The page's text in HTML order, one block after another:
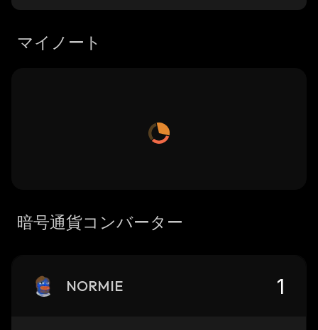
マイノート
暗号通貨コンバーター
NORMIE